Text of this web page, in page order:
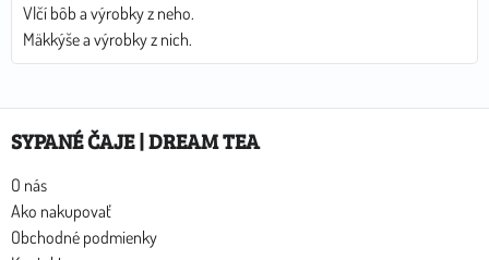
Vlčí bôb a výrobky z neho.
Mäkkýše a výrobky z nich.
SYPANÉ ČAJE | DREAM TEA
O nás
Ako nakupovať
Obchodné podmienky